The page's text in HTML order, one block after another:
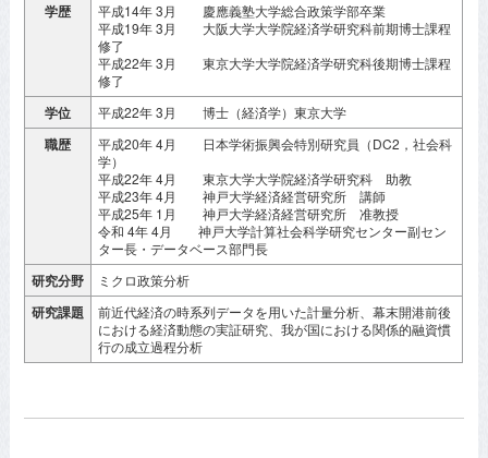
学歴
平成14年 3月 慶應義塾大学総合政策学部卒業
平成19年 3月 大阪大学大学院経済学研究科前期博士課程
修了
平成22年 3月 東京大学大学院経済学研究科後期博士課程
修了
学位 平成22年 3月 博士（経済学）東京大学
職歴
平成20年 4月 日本学術振興会特別研究員（DC2，社会科
学）
平成22年 4月 東京大学大学院経済学研究科 助教
平成23年 4月 神戸大学経済経営研究所 講師
平成25年 1月 神戸大学経済経営研究所 准教授
令和 4年 4月 神戸大学計算社会科学研究センター副セン
ター長・データベース部門長
研究分野 ミクロ政策分析
研究課題
前近代経済の時系列データを用いた計量分析、幕末開港前後
における経済動態の実証研究、我が国における関係的融資慣
行の成立過程分析